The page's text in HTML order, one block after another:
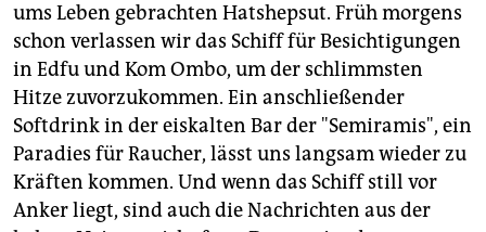
ums Leben gebrachten Hatshepsut. Früh morgens
schon verlassen wir das Schiff für Besichtigungen
in Edfu und Kom Ombo, um der schlimmsten
Hitze zuvorzukommen. Ein anschließender
Softdrink in der eiskalten Bar der "Semiramis", ein
Paradies für Raucher, lässt uns langsam wieder zu
Kräften kommen. Und wenn das Schiff still vor
Anker liegt, sind auch die Nachrichten aus der